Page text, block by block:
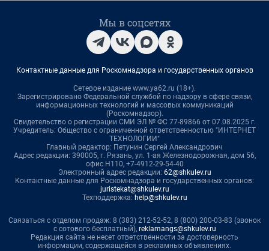
Мы в соцсетях
Контактные данные для Роскомнадзора и государственных органов
Сетевое издание www.ya62.ru (18+).
Зарегистрировано Федеральной службой по надзору в сфере связи,
информационных технологий и массовых коммуникаций
(Роскомнадзор).
Свидетельство о регистрации СМИ ЭЛ № ФС 77-89866 от 07.08.2025 г.
Учредитель: Общество с ограниченной ответственностью "ИНТЕРНЕТ
ТЕХНОЛОГИИ"
Главный редактор: Петунин Сергей Александрович
Адрес редакции: 390005, г. Рязань, ул. 1-ая Железнодорожная, дом 56,
офис Н110, +7-4912-29-54-40
Электронный адрес редакции: 62@shkulev.ru
Контактные данные для Роскомнадзора и государственных органов:
juristekat@shkulev.ru
Техподдержка: help@shkulev.ru
Связаться с отделом продаж: 8 (383) 212-52-52, 8 (800) 200-03-83 (звонок
с сотового бесплатный), reklamangs@shkulev.ru
Редакция сайта не несет ответственности за достоверность
информации, содержащейся в рекламных объявлениях.